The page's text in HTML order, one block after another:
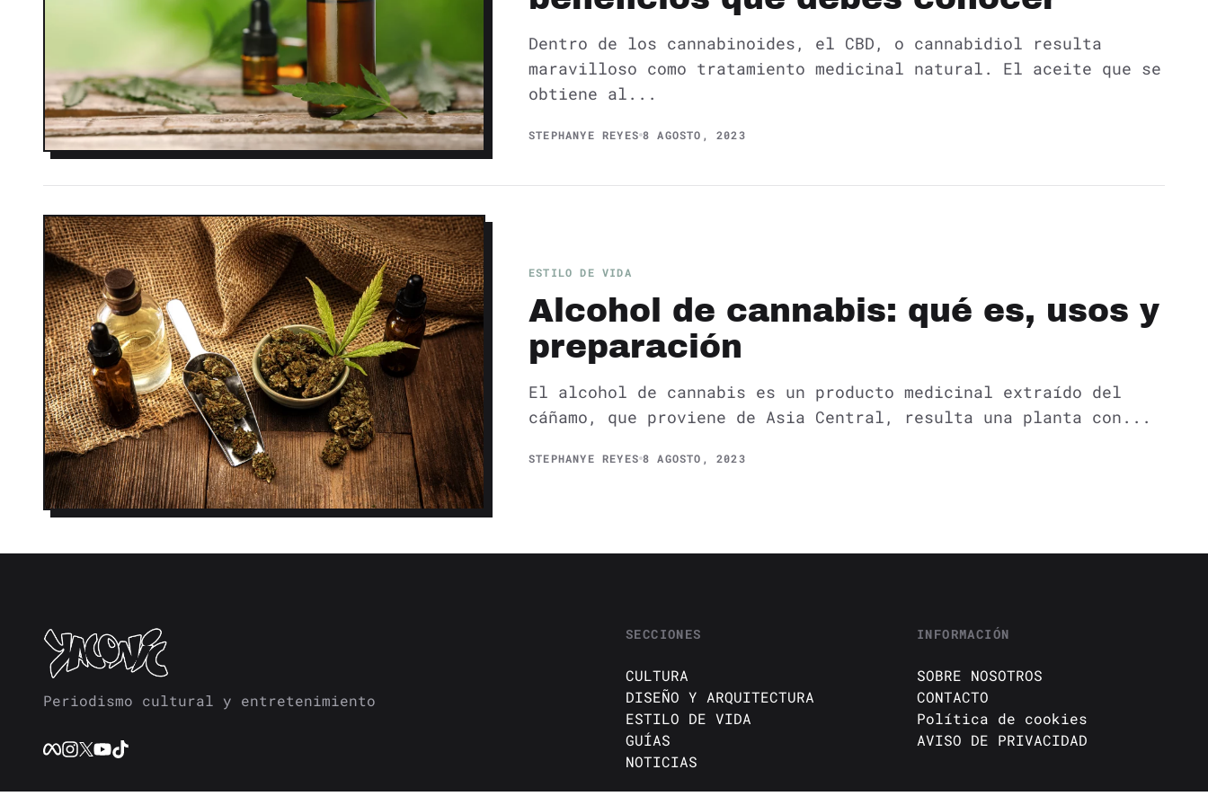
Dentro de los cannabinoides, el CBD, o cannabidiol resulta
maravilloso como tratamiento medicinal natural. El aceite que se
obtiene al...
STEPHANYE REYES 8 AGOSTO, 2023
ESTILO DE VIDA
Alcohol de cannabis: qué es, usos y
preparación
El alcohol de cannabis es un producto medicinal extraído del
cáñamo, que proviene de Asia Central, resulta una planta con...
STEPHANYE REYES 8 AGOSTO, 2023
Periodismo cultural y entretenimiento
SECCIONES
CULTURA
DISEÑO Y ARQUITECTURA
ESTILO DE VIDA
GUÍAS
NOTICIAS
INFORMACIÓN
SOBRE NOSOTROS
CONTACTO
Política de cookies
AVISO DE PRIVACIDAD